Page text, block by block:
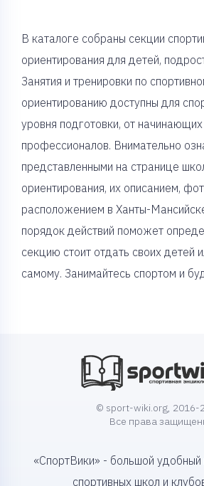
В каталоге собраны секции
ориентирования для детей,
Занятия и тренировки по
ориентированию доступны для
уровня подготовки, от
профессионалов. Внимательно
представленными на странице
ориентирования, их описанием,
расположением в Ханты-
порядок действий поможет
секцию стоит отдать своих детей
самому. Занимайтесь спортом и
© sport-wiki.org, 2016-
Все права
«СпортВики» - большой удобный
спортивных школ и